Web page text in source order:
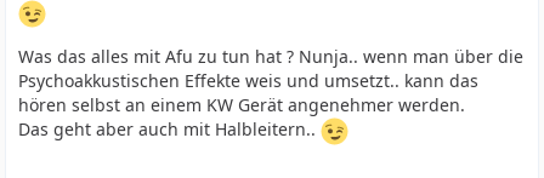
Was das alles mit Afu zu tun hat ? Nunja.. wenn man über die
Psychoakkustischen Effekte weis und umsetzt.. kann das
hören selbst an einem KW Gerät angenehmer werden.
Das geht aber auch mit Halbleitern..